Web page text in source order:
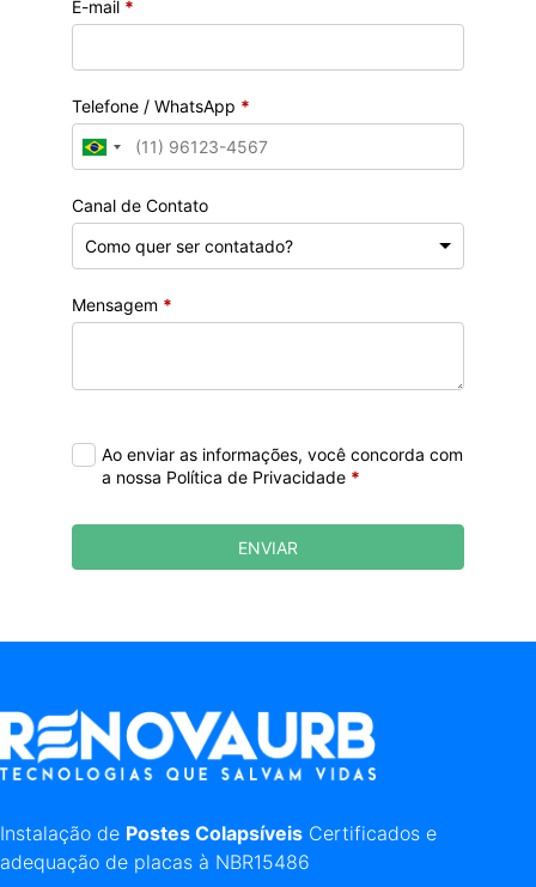
E-mail *
Telefone / WhatsApp *
Canal de Contato
Mensagem *
Ao enviar as informações, você concorda com
a nossa Política de Privacidade *
ENVIAR
Instalação de Postes Colapsíveis Certificados e
adequação de placas à NBR15486